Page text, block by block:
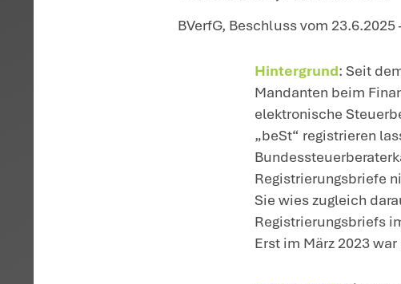
Klage über
auch auf
Telefax,
nicht